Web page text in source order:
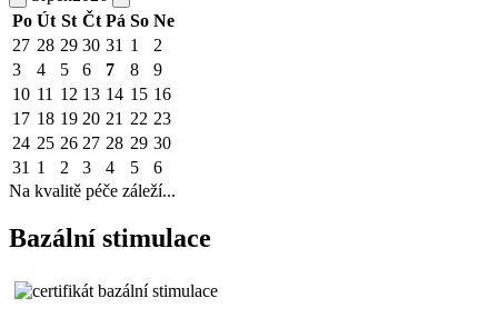
Po Út St Čt Pá So Ne
27 28 29 30 31 1
2
3
4 5 6 7 8
9
10 11 12 13 14 15 16
17 18 19 20 21 22 23
24 25 26 27 28 29 30
31 1 2 3 4 5
6
Na kvalitě péče záleží...
Bazální stimulace